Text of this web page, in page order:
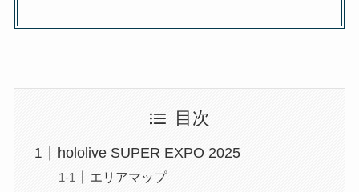
目次
hololive SUPER EXPO 2025
エリアマップ